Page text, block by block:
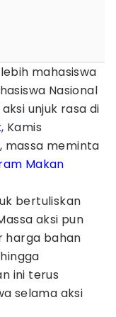
mahasiswa
Nasional
unjuk rasa di
, Kamis
massa meminta
Makan
bertuliskan
aksi pun
harga bahan
ini terus
selama aksi